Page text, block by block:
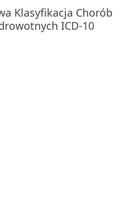
Klasyfikacja Chorób
ICD-10